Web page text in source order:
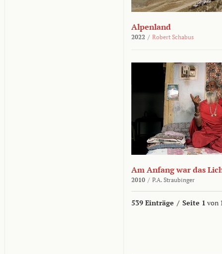
Alpenland
2022 / Robert Schabus
Am Anfang war das
2010 / P.A. Straubinger
539 Einträge / Seite 1 von